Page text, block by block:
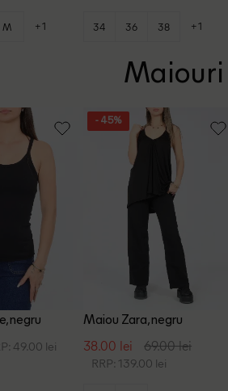
M +1 34 36 38 +1
negru
49.00 lei
- 45%
Maiou Zara, negru
38.00 lei 69.00 lei
RRP: 139.00 lei